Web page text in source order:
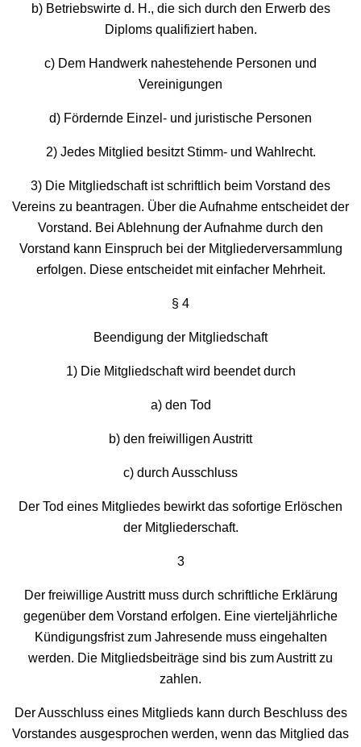
b) Betriebswirte d. H., die sich durch den Erwerb des
Diploms qualifiziert haben.
c) Dem Handwerk nahestehende Personen und
Vereinigungen
d) Fördernde Einzel- und juristische Personen
2) Jedes Mitglied besitzt Stimm- und Wahlrecht.
3) Die Mitgliedschaft ist schriftlich beim Vorstand des
Vereins zu beantragen. Über die Aufnahme entscheidet der
Vorstand. Bei Ablehnung der Aufnahme durch den
Vorstand kann Einspruch bei der Mitgliederversammlung
erfolgen. Diese entscheidet mit einfacher Mehrheit.
§ 4
Beendigung der Mitgliedschaft
1) Die Mitgliedschaft wird beendet durch
a) den Tod
b) den freiwilligen Austritt
c) durch Ausschluss
Der Tod eines Mitgliedes bewirkt das sofortige Erlöschen
der Mitgliederschaft.
3
Der freiwillige Austritt muss durch schriftliche Erklärung
gegenüber dem Vorstand erfolgen. Eine vierteljährliche
Kündigungsfrist zum Jahresende muss eingehalten
werden. Die Mitgliedsbeiträge sind bis zum Austritt zu
zahlen.
Der Ausschluss eines Mitglieds kann durch Beschluss des
Vorstandes ausgesprochen werden, wenn das Mitglied das